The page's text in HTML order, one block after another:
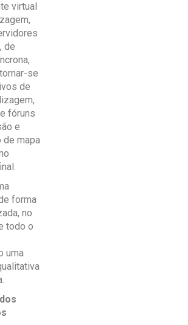
virtual
de
se
de
fóruns
e
de mapa
forma
no
todo o
uma